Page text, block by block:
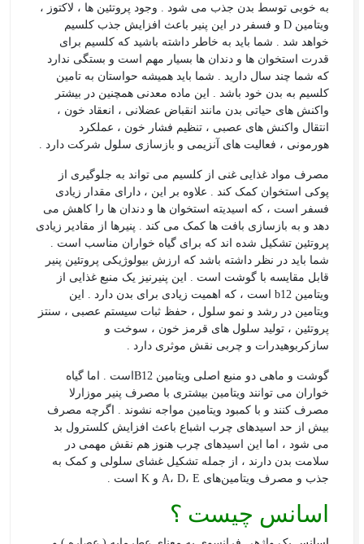
به خوبی توسط بدن جذب می شود . وجود پروتئین ها ، لاکتوز ،
ویتامین D و فسفر در این پنیر باعث افزایش جذب کلسیم
خواهد شد . شما باید به خاطر داشته باشید که کلسیم برای
قدرت استخوان ها و دندان ها بسیار مهم است و بستگی ندارد
که شما چند سال دارید . شما باید همیشه حواستان به تامین
کلسیم به بدن خود باشد . این ماده معدنی همچنین در بیشتر
واکنش های حیاتی بدن مانند انقباض عضلانی ، انعقاد خون ،
انتقال واکنش های عصبی ، تنظیم فشار خون ، عملکرد
هورمونی ، فعالیت های آنزیمی و بازسازی سلول شرکت دارد .
مصرف مواد غذایی غنی از کلسیم می تواند به جلوگیری از
پوکی استخوان کمک کند . علاوه بر این ، دارای مقدار زیادی
فسفر است ، که اسیدیته استخوان ها و دندان ها را کاهش می
دهد و به بازسازی بافت ها کمک می کند . پنیرها از مقادیر زیادی
پروتئین تشکیل شده اند که برای گیاه خواران مناسب است .
شما باید در نظر داشته باشد که ارزش بیولوژیکی پروتئین پنیر
قابل مقایسه با گوشت است . این پنیرنیز یک منبع غذایی از
ویتامین b12 است ، که اهمیت زیادی برای بدن دارد . این
ویتامین در رشد و نمو سلول ، حفظ ثبات سیستم عصبی ، سنتز
پروتئین ، تولید سلول های قرمز خون ، سوخت و
سازکربوهیدرات و چربی نقش موثری دارد .
گوشت و ماهی دو منبع اصلی ویتامین B12است . اما گیاه
خواران می توانند ویتامین بیشتری با مصرف پنیر موزارلا
مصرف کنند و با کمبود ویتامین مواجه نشوند . اگرچه مصرف
بیش از حد اسیدهای چرب اشباع باعث افزایش کلسترول بد
می شود ، اما این اسیدهای چرب هنوز هم نقش مهمی در
سلامت بدن دارند ، از جمله تشکیل غشای سلولی و کمک به
جذب و مصرف ویتامین‌های A، D، E و K است .
اسانس چیست ؟